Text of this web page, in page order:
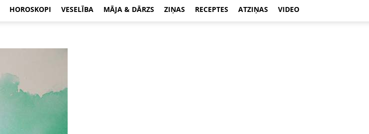
HOROSKOPI VESELĪBA MĀJA & DĀRZS ZIŅAS RECEPTES ATZIŅAS VIDEO